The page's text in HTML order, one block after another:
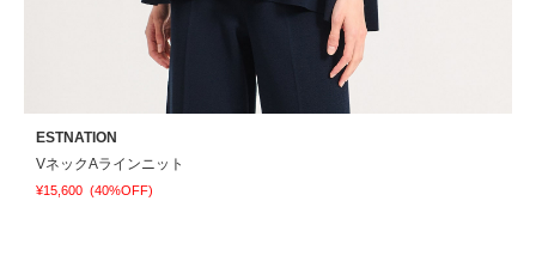
ESTNATION
VネックAラインニット
¥15,600 (40%OFF)